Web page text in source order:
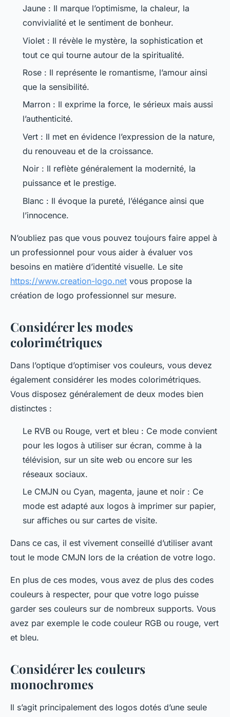
Jaune : Il marque l’optimisme, la chaleur, la
convivialité et le sentiment de bonheur.
Violet : Il révèle le mystère, la sophistication et
tout ce qui tourne autour de la spiritualité.
Rose : Il représente le romantisme, l’amour ainsi
que la sensibilité.
Marron : Il exprime la force, le sérieux mais aussi
l’authenticité.
Vert : Il met en évidence l’expression de la nature,
du renouveau et de la croissance.
Noir : Il reflète généralement la modernité, la
puissance et le prestige.
Blanc : Il évoque la pureté, l’élégance ainsi que
l’innocence.
N’oubliez pas que vous pouvez toujours faire appel à
un professionnel pour vous aider à évaluer vos
besoins en matière d’identité visuelle. Le site
https://www.creation-logo.net vous propose la
création de logo professionnel sur mesure.
Considérer les modes
colorimétriques
Dans l’optique d’optimiser vos couleurs, vous devez
également considérer les modes colorimétriques.
Vous disposez généralement de deux modes bien
distinctes :
Le RVB ou Rouge, vert et bleu : Ce mode convient
pour les logos à utiliser sur écran, comme à la
télévision, sur un site web ou encore sur les
réseaux sociaux.
Le CMJN ou Cyan, magenta, jaune et noir : Ce
mode est adapté aux logos à imprimer sur papier,
sur affiches ou sur cartes de visite.
Dans ce cas, il est vivement conseillé d’utiliser avant
tout le mode CMJN lors de la création de votre logo.
En plus de ces modes, vous avez de plus des codes
couleurs à respecter, pour que votre logo puisse
garder ses couleurs sur de nombreux supports. Vous
avez par exemple le code couleur RGB ou rouge, vert
et bleu.
Considérer les couleurs
monochromes
Il s’agit principalement des logos dotés d’une seule